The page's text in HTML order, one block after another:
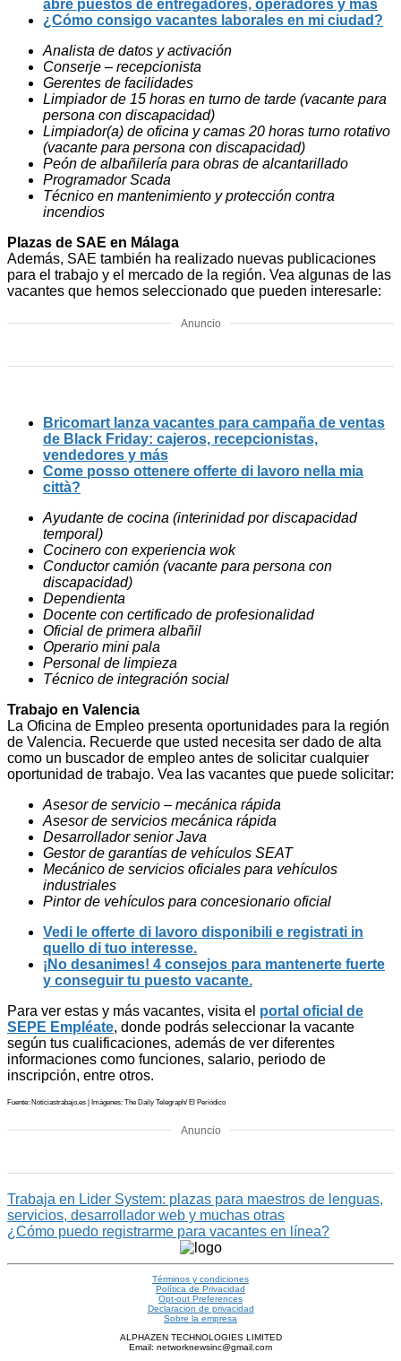
abre puestos de entregadores, operadores y más
¿Cómo consigo vacantes laborales en mi ciudad?
Analista de datos y activación
Conserje – recepcionista
Gerentes de facilidades
Limpiador de 15 horas en turno de tarde (vacante para
persona con discapacidad)
Limpiador(a) de oficina y camas 20 horas turno rotativo
(vacante para persona con discapacidad)
Peón de albañilería para obras de alcantarillado
Programador Scada
Técnico en mantenimiento y protección contra
incendios
Plazas de SAE en Málaga
Además, SAE también ha realizado nuevas publicaciones
para el trabajo y el mercado de la región. Vea algunas de las
vacantes que hemos seleccionado que pueden interesarle:
Anuncio
Bricomart lanza vacantes para campaña de ventas
de Black Friday: cajeros, recepcionistas,
vendedores y más
Come posso ottenere offerte di lavoro nella mia
città?
Ayudante de cocina (interinidad por discapacidad
temporal)
Cocinero con experiencia wok
Conductor camión (vacante para persona con
discapacidad)
Dependienta
Docente con certificado de profesionalidad
Oficial de primera albañil
Operario mini pala
Personal de limpieza
Técnico de integración social
Trabajo en Valencia
La Oficina de Empleo presenta oportunidades para la región
de Valencia. Recuerde que usted necesita ser dado de alta
como un buscador de empleo antes de solicitar cualquier
oportunidad de trabajo. Vea las vacantes que puede solicitar:
Asesor de servicio – mecánica rápida
Asesor de servicios mecánica rápida
Desarrollador senior Java
Gestor de garantías de vehículos SEAT
Mecánico de servicios oficiales para vehículos
industriales
Pintor de vehículos para concesionario oficial
Vedi le offerte di lavoro disponibili e registrati in
quello di tuo interesse.
¡No desanimes! 4 consejos para mantenerte fuerte
y conseguir tu puesto vacante.
Para ver estas y más vacantes, visita el portal oficial de
SEPE Empléate, donde podrás seleccionar la vacante
según tus cualificaciones, además de ver diferentes
informaciones como funciones, salario, periodo de
inscripción, entre otros.
Fuente: Noticiastrabajo.es | Imágenes: The Daily Telegraph/ El Periódico
Anuncio
Trabaja en Lider System: plazas para maestros de lenguas,
servicios, desarrollador web y muchas otras
¿Cómo puedo registrarme para vacantes en línea?
Términos y condiciones
Política de Privacidad
Opt-out Preferences
Declaracion de privacidad
Sobre la empresa
ALPHAZEN TECHNOLOGIES LIMITED
Email: networknewsinc@gmail.com